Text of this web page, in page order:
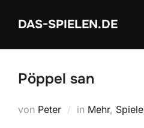
InhaltDAS-SPIELEN.DE
Pöppel san
von Peter in Mehr, Spiele